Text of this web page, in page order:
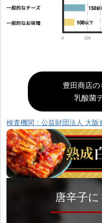
豊田商店
乳酸菌
検査機関：公益財団法人 大
唐辛子